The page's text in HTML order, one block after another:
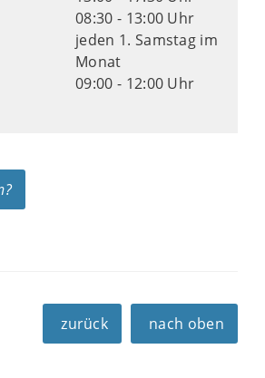
08:30 - 13:00 Uhr
jeden 1. Samstag im
Monat
09:00 - 12:00 Uhr
zurück nach oben